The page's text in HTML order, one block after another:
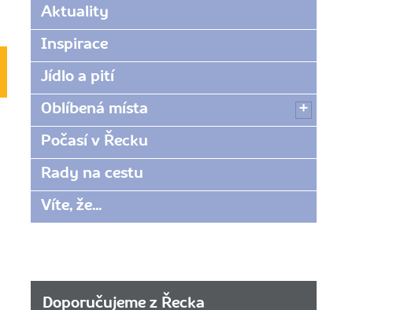
Aktuality
Inspirace
Jídlo a pití
Oblíbená místa
Počasí v Řecku
Rady na cestu
Víte, že...
Doporučujeme z Řecka